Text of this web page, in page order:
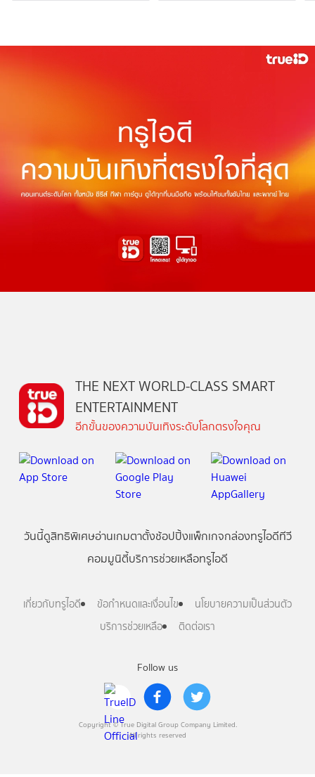
Follow us
Copyright © True Digital Group Company Limited.
All rights reserved
THE NEXT WORLD-CLASS SMART
ENTERTAINMENT
อีกขั้นของความบันเทิงระดับโลกตรงใจคุณ
วันนี้ดูสิทธิพิเศษอ่านเกมตาตั้งช้อปปิ้งแพ็กเกจกล่องทรูไอดีทีวี
คอมมูนิตี้บริการช่วยเหลือทรูไอดี
เกี่ยวกับทรูไอดี ข้อกำหนดและเงื่อนไข
นโยบายความเป็นส่วนตัว
บริการช่วยเหลือ
ติดต่อเรา